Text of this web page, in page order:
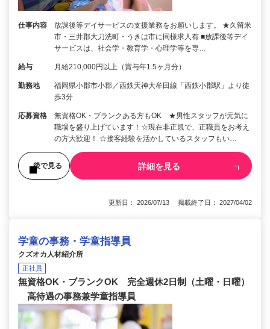
仕事内容
放課後等デイサービスの支援業務をお願いします。 ★久留米
市・三井郡大刀洗町・うきは市に同様求人有 ■放課後等デイ
サービスは、社会学・教育学・心理学等を専…
給与 月給210,000円以上（賞与年1.5ヶ月分）
勤務地
福岡県小郡市小郡／西鉄天神大牟田線「西鉄小郡駅」より徒
歩3分
応募資格
無資格OK・ブランクある方もOK ★男性スタッフが元気に
職場を盛り上げています！☆現在非正規で、正職員をお考え
の方大歓迎！ ☆接客経験を活かしているスタッフもい…
後で見る 詳細を見る
更新日： 2026/07/13 掲載終了日： 2027/04/02
学童の事務・学童指導員
クズオカ人材紹介所
正社員
無資格OK・ブランクOK 完全週休2日制（土曜・日曜）
高待遇の事務兼学童指導員